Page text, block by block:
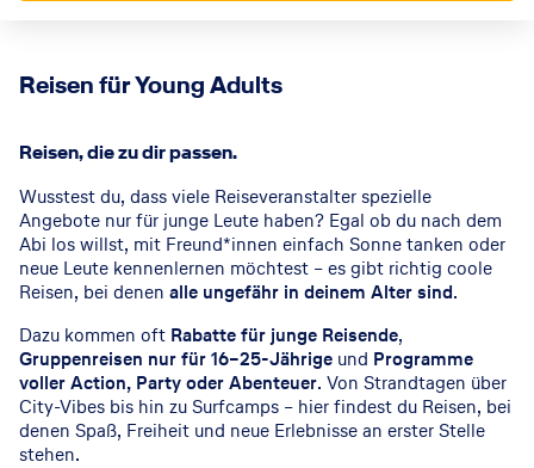
Reisen für Young Adults
Reisen, die zu dir passen.
Wusstest du, dass viele Reiseveranstalter spezielle
Angebote nur für junge Leute haben? Egal ob du nach dem
Abi los willst, mit Freund*innen einfach Sonne tanken oder
neue Leute kennenlernen möchtest – es gibt richtig coole
Reisen, bei denen alle ungefähr in deinem Alter sind.
Dazu kommen oft Rabatte für junge Reisende,
Gruppenreisen nur für 16–25-Jährige und Programme
voller Action, Party oder Abenteuer. Von Strandtagen über
City-Vibes bis hin zu Surfcamps – hier findest du Reisen, bei
denen Spaß, Freiheit und neue Erlebnisse an erster Stelle
stehen.